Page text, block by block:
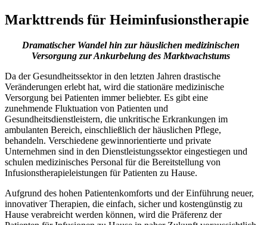
Markttrends für Heiminfusionstherapie
Dramatischer Wandel hin zur häuslichen medizinischen
Versorgung zur Ankurbelung des Marktwachstums
Da der Gesundheitssektor in den letzten Jahren drastische
Veränderungen erlebt hat, wird die stationäre medizinische
Versorgung bei Patienten immer beliebter. Es gibt eine
zunehmende Fluktuation von Patienten und
Gesundheitsdienstleistern, die unkritische Erkrankungen im
ambulanten Bereich, einschließlich der häuslichen Pflege,
behandeln. Verschiedene gewinnorientierte und private
Unternehmen sind in den Dienstleistungssektor eingestiegen und
schulen medizinisches Personal für die Bereitstellung von
Infusionstherapieleistungen für Patienten zu Hause.
Aufgrund des hohen Patientenkomforts und der Einführung neuer,
innovativer Therapien, die einfach, sicher und kostengünstig zu
Hause verabreicht werden können, wird die Präferenz der